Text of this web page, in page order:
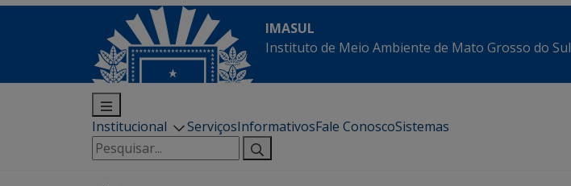
IMASUL
Instituto de Meio Ambiente de Mato Grosso do Sul
Institucional ServiçosInformativosFale ConoscoSistemas
Pesquisar
por: